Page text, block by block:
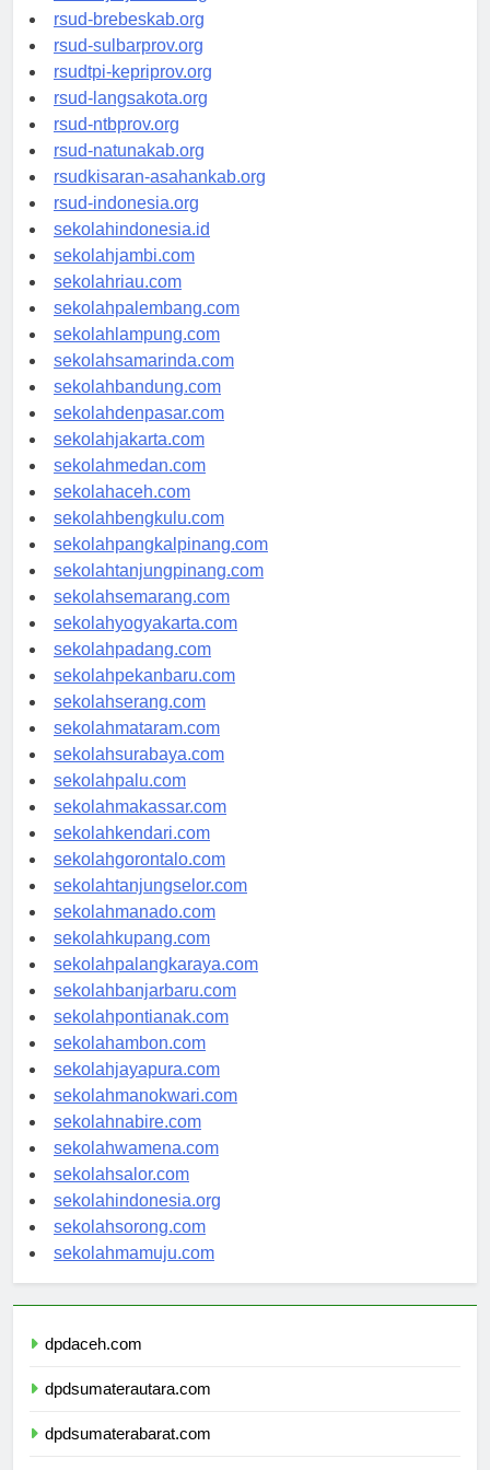
rsudkoja-jakarta.org
rsud-brebeskab.org
rsud-sulbarprov.org
rsudtpi-kepriprov.org
rsud-langsakota.org
rsud-ntbprov.org
rsud-natunakab.org
rsudkisaran-asahankab.org
rsud-indonesia.org
sekolahindonesia.id
sekolahjambi.com
sekolahriau.com
sekolahpalembang.com
sekolahlampung.com
sekolahsamarinda.com
sekolahbandung.com
sekolahdenpasar.com
sekolahjakarta.com
sekolahmedan.com
sekolahaceh.com
sekolahbengkulu.com
sekolahpangkalpinang.com
sekolahtanjungpinang.com
sekolahsemarang.com
sekolahyogyakarta.com
sekolahpadang.com
sekolahpekanbaru.com
sekolahserang.com
sekolahmataram.com
sekolahsurabaya.com
sekolahpalu.com
sekolahmakassar.com
sekolahkendari.com
sekolahgorontalo.com
sekolahtanjungselor.com
sekolahmanado.com
sekolahkupang.com
sekolahpalangkaraya.com
sekolahbanjarbaru.com
sekolahpontianak.com
sekolahambon.com
sekolahjayapura.com
sekolahmanokwari.com
sekolahnabire.com
sekolahwamena.com
sekolahsalor.com
sekolahindonesia.org
sekolahsorong.com